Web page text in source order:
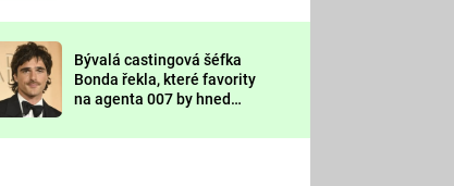
Prima LAJK
Sledujte nás
Bývalá castingová šéfka
Bonda řekla, které favority
na agenta 007 by hned